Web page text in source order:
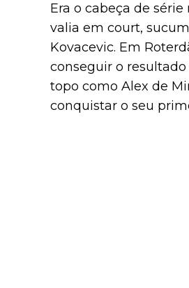
Era o cabeça de
valia em court,
Kovacevic. Em
conseguir o
topo como Alex de
conquistar o seu